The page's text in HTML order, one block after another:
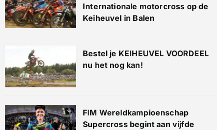
Internationale motorcross op de
Keiheuvel in Balen
Bestel je KEIHEUVEL VOORDEEL
nu het nog kan!
FIM Wereldkampioenschap
Supercross begint aan vijfde